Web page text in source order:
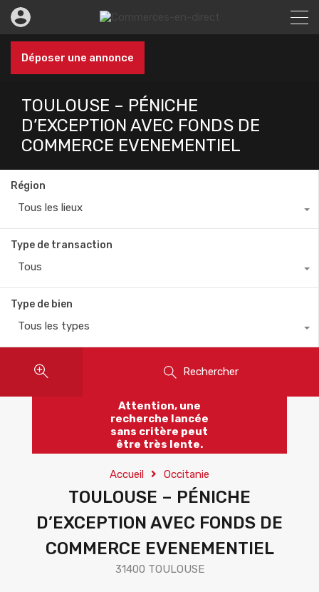
Déposer une annonce
TOULOUSE – PÉNICHE
D’EXCEPTION AVEC FONDS DE
COMMERCE EVENEMENTIEL
Région
Tous les lieux
Type de transaction
Tous
Type de bien
Tous les types
Rechercher
Attention, une
recherche lancée
sans critère peut
être très lente.
Accueil Occitanie
TOULOUSE – PÉNICHE
D’EXCEPTION AVEC FONDS DE
COMMERCE EVENEMENTIEL
31400 TOULOUSE